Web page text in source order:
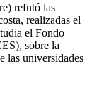
refutó las
realizadas el
el Fondo
sobre la
las universidades